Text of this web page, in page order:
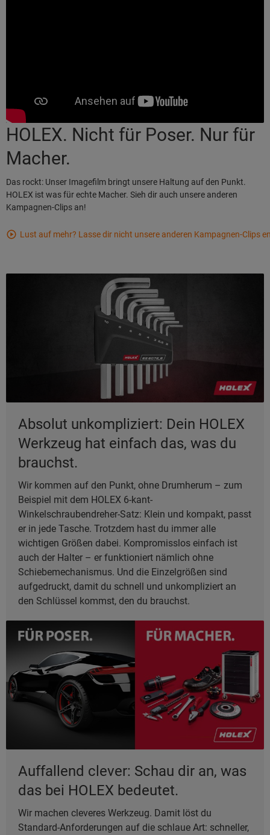
HOLEX. Nicht für Poser. Nur für
Macher.
Das rockt: Unser Imagefilm bringt unsere Haltung auf den Punkt.
HOLEX ist was für echte Macher. Sieh dir auch unsere anderen
Kampagnen-Clips an!
Lust auf mehr? Lasse dir nicht unsere anderen Kampagnen-Clips
Absolut unkompliziert: Dein HOLEX
Werkzeug hat einfach das, was du
brauchst.
Wir kommen auf den Punkt, ohne Drumherum – zum
Beispiel mit dem HOLEX 6-kant-
Winkelschraubendreher-Satz: Klein und kompakt, passt
er in jede Tasche. Trotzdem hast du immer alle
wichtigen Größen dabei. Kompromisslos einfach ist
auch der Halter – er funktioniert nämlich ohne
Schiebemechanismus. Und die Einzelgrößen sind
aufgedruckt, damit du schnell und unkompliziert an
den Schlüssel kommst, den du brauchst.
Auffallend clever: Schau dir an, was
das bei HOLEX bedeutet.
Wir machen cleveres Werkzeug. Damit löst du
Standard-Anforderungen auf die schlaue Art: schneller,